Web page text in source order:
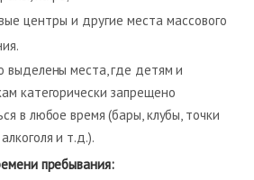
центры и другие места массового
выделены места, где детям и
категорически запрещено
в любое время (бары, клубы, точки
и т.д.).
пребывания: